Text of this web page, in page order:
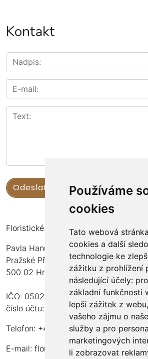
Používáme
cookies
Tato webová
cookies a další
technologie ke
zážitku z prohlížení
následující účely:
základní funkčnosti
lepší zážitek z webu,
vašeho zájmu o
služby a pro
marketingových
li zobrazovat
Kontakt
Floristické kurzy Violet - Bc. Veronika
Pavla Hanuše 252
Pražské Předměstí
500 02 Hradec Králové
IČO: 05024676
číslo účtu: 2600989157/2010
Telefon: +420 737 982 070
E-mail: floristika.violet@email.cz